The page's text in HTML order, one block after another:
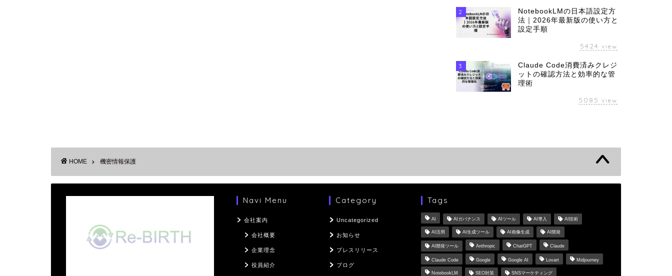
2
NotebookLMの日本語設定方
法｜2026年最新版の使い方と
設定手順
5424 view
3
Claude Code消費済みクレジ
ットの確認方法と効率的な管
理術
5085 view
HOME 機密情報保護
Navi Menu
会社案内
会社概要
企業理念
役員紹介
Category
Uncategorized
お知らせ
プレスリリース
ブログ
Tags
AI AIガバナンス AIツール AI導入 AI技術
AI活用 AI生成ツール AI画像生成 AI開発
AI開発ツール Anthropic ChatGPT Claude
Claude Code Google Google AI Lovart Midjourney
NotebookLM SEO対策 SNSマーケティング